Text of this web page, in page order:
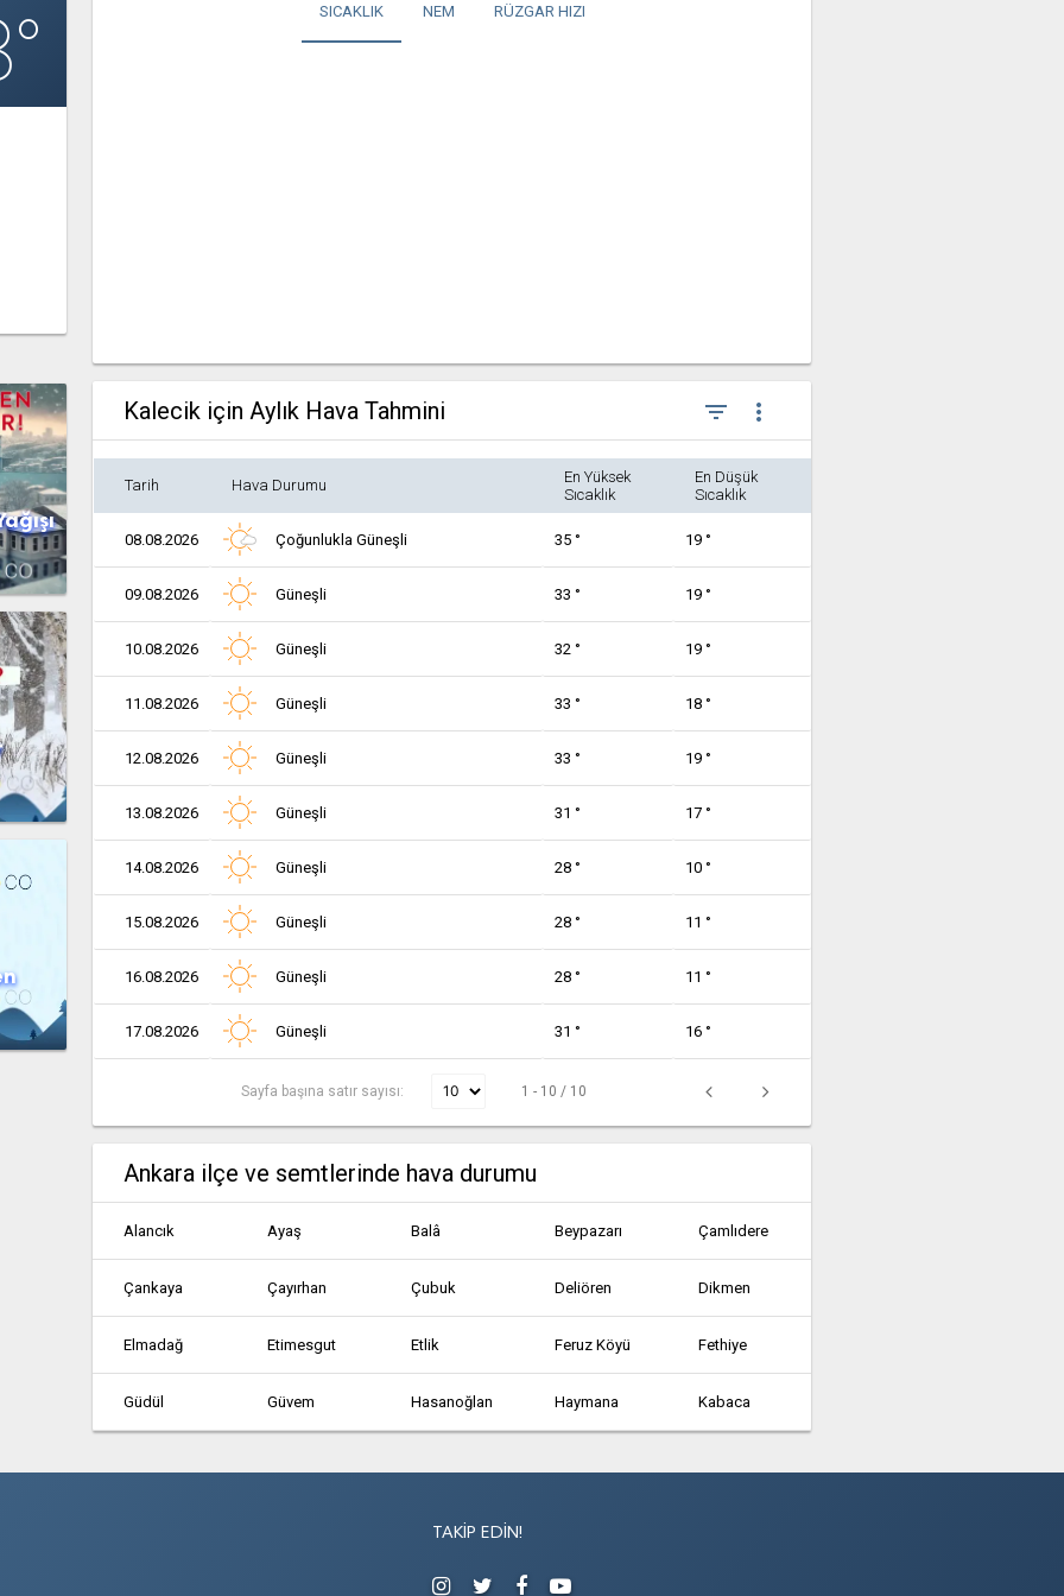
SICAKLIK NEM RÜZGAR HIZI
Kalecik için Aylık Hava Tahmini filter_list more_vert
Tarih Hava Durumu
En Yüksek
Sıcaklık
En Düşük
Sıcaklık
08.08.2026 Çoğunlukla Güneşli 35 ° 19 °
09.08.2026 Güneşli 33 ° 19 °
10.08.2026 Güneşli 32 ° 19 °
11.08.2026 Güneşli 33 ° 18 °
12.08.2026 Güneşli 33 ° 19 °
13.08.2026 Güneşli 31 ° 17 °
14.08.2026 Güneşli 28 ° 10 °
15.08.2026 Güneşli 28 ° 11 °
16.08.2026 Güneşli 28 ° 11 °
17.08.2026 Güneşli 31 ° 16 °
Sayfa başına satır sayısı: 1 - 10 / 10
Ankara ilçe ve semtlerinde hava durumu
Alancık Ayaş Balâ Beypazarı Çamlıdere
Çankaya Çayırhan Çubuk Deliören Dikmen
Elmadağ Etimesgut Etlik Feruz Köyü Fethiye
Güdül Güvem Hasanoğlan Haymana Kabaca
Sarıyahşi
TAKIP EDIN!